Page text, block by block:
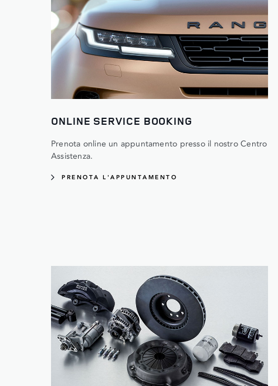
ONLINE SERVICE BOOKING
Prenota online un appuntamento presso il nostro Centro
Assistenza.
PRENOTA L'APPUNTAMENTO